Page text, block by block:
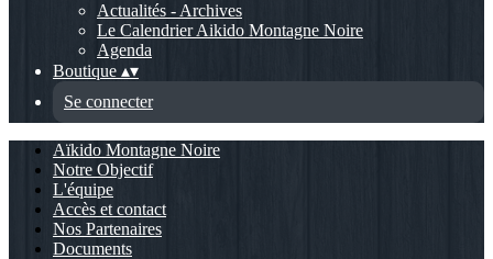
Actualités - Archives
Le Calendrier Aikido Montagne Noire
Agenda
Boutique ▴▾
Se connecter
Aïkido Montagne Noire
Notre Objectif
L'équipe
Accès et contact
Nos Partenaires
Documents